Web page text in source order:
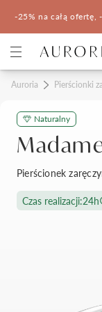
-25% na całą ofertę,
Kategorie
Pierścionki
Pomocne
Auroria Pierścionki
Naturalny
Pierścionek
Czas realizacji:24h